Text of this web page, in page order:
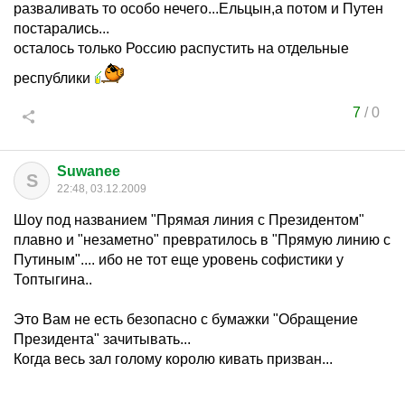
разваливать то особо нечего...Ельцын,а потом и Путен
постарались...
осталось только Россию распустить на отдельные
республики
7/0
S Suwanee
22:48, 03.12.2009
Шоу под названием "Прямая линия с Президентом"
плавно и "незаметно" превратилось в "Прямую линию с
Путиным".... ибо не тот еще уровень софистики у
Топтыгина..
Это Вам не есть безопасно с бумажки "Обращение
Президента" зачитывать...
Когда весь зал голому королю кивать призван...